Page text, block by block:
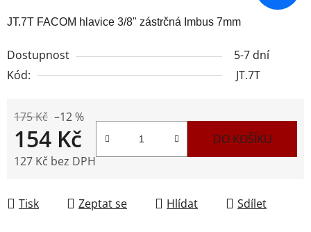
JT.7T FACOM hlavice 3/8" zástrčná Imbus 7mm
Dostupnost
5-7 dní
Kód:
JT.7T
175 Kč –12 %
154 Kč
127 Kč bez DPH
DO KOŠÍKU
Tisk Zeptat se Hlídat Sdílet